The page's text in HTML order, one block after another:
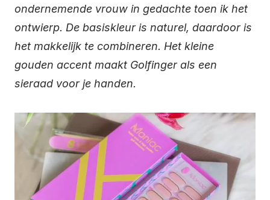
ondernemende vrouw in gedachte toen ik het
ontwierp. De basiskleur is naturel, daardoor is
het makkelijk te combineren. Het kleine
gouden accent maakt Golfinger als een
sieraad voor je handen.